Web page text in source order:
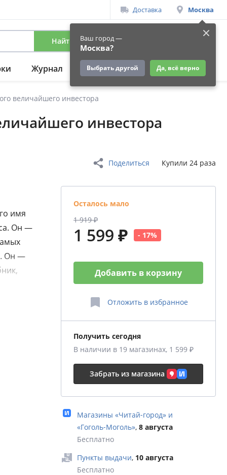
Доставка Москва
Ваш город —
Москва?
Выбрать другой Да, всё верно
Найти Вход
Журнал Подарки Ещё
величайшего инвестора
инвестора
Поделиться Купили 24 раза
имя
Он —
Он —
его
Осталось мало
1 919 ₽
1 599 ₽ - 17%
Добавить в корзину
Отложить в избранное
Получить сегодня
В наличии в 19 магазинах, 1 599 ₽
Забрать из магазина
Магазины «Читай‑город» и
«Гоголь‑Моголь», 8 августа
Бесплатно
Пункты выдачи, 10 августа
Бесплатно